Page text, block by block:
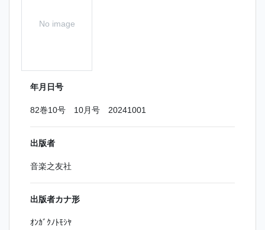
No image
年月日号
82巻10号 10月号 20241001
出版者
音楽之友社
出版者カナ形
ｵﾝｶﾞｸﾉﾄﾓｼﾔ